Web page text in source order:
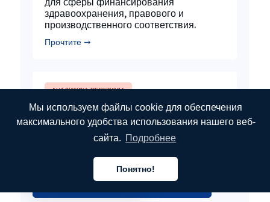
Мы используем файлы cookie для обеспечения
максимального удобства использования нашего веб-
сайта. Подробнее
Понятно!
здравоохранения, правового и
производственного соответствия.
Прочтите ➞
АНАЛИТИКА ПЕРЕВОДА
От перевода к устному переводу: как
MotaWord открывает новые
возможности для лингвистов.
Русский